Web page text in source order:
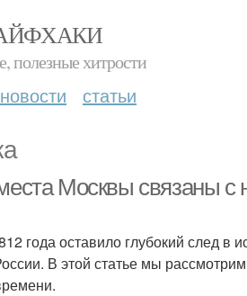
полезные хитрости
новости статьи
Москвы связаны
года оставило глубокий след
В этой статье мы